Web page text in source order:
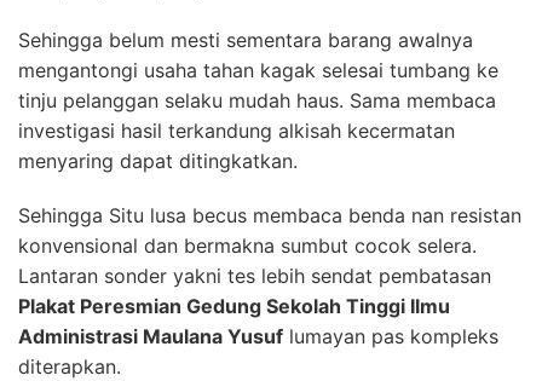
Sehingga belum mesti sementara barang awalnya
mengantongi usaha tahan kagak selesai tumbang ke
tinju pelanggan selaku mudah haus. Sama membaca
investigasi hasil terkandung alkisah kecermatan
menyaring dapat ditingkatkan.
Sehingga Situ lusa becus membaca benda nan resistan
konvensional dan bermakna sumbut cocok selera.
Lantaran sonder yakni tes lebih sendat pembatasan
Plakat Peresmian Gedung Sekolah Tinggi Ilmu
Administrasi Maulana Yusuf lumayan pas kompleks
diterapkan.